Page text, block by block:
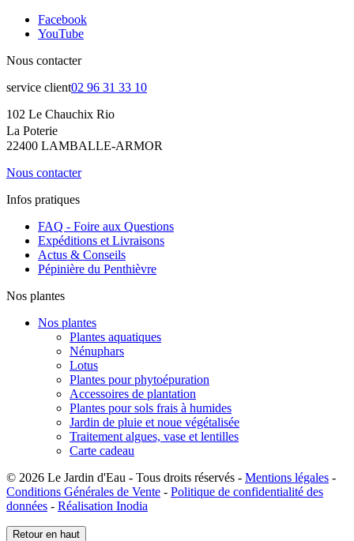
Facebook
YouTube
Nous contacter
service client02 96 31 33 10
102 Le Chauchix Rio
La Poterie
22400 LAMBALLE-ARMOR
Nous contacter
Infos pratiques
FAQ - Foire aux Questions
Expéditions et Livraisons
Actus & Conseils
Pépinière du Penthièvre
Nos plantes
Nos plantes
Plantes aquatiques
Nénuphars
Lotus
Plantes pour phytoépuration
Accessoires de plantation
Plantes pour sols frais à humides
Jardin de pluie et noue végétalisée
Traitement algues, vase et lentilles
Carte cadeau
© 2026 Le Jardin d'Eau - Tous droits réservés - Mentions légales -
Conditions Générales de Vente - Politique de confidentialité des
données - Réalisation Inodia
Retour en haut